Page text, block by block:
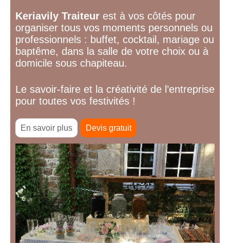
Keriavily Traiteur est à vos côtés pour
organiser tous vos moments personnels ou
professionnels : buffet, cocktail, mariage ou
baptême, dans la salle de votre choix ou à
domicile sous chapiteau.
Le savoir-faire et la créativité de l’entreprise
pour toutes vos festivités !
En savoir plus Devis gratuit